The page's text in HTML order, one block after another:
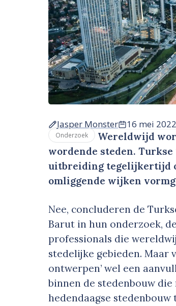
Jasper Monster 16 mei 2022
Onderzoek
Wereldwijd
wordende steden.
uitbreiding tegelijkertijd
omliggende wijken
Nee, concluderen de
Barut in hun onderzoek,
professionals die
stedelijke gebieden. Maar
ontwerpen’ wel een
binnen de stedenbouw
hedendaagse stedenbouw